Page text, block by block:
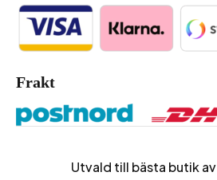
Frakt
Utvald till bästa butik av